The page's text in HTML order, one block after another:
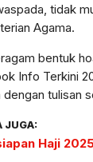
tidak
Agama.
bentuk
Info Terkini
dengan tulisan
JUGA:
Haji